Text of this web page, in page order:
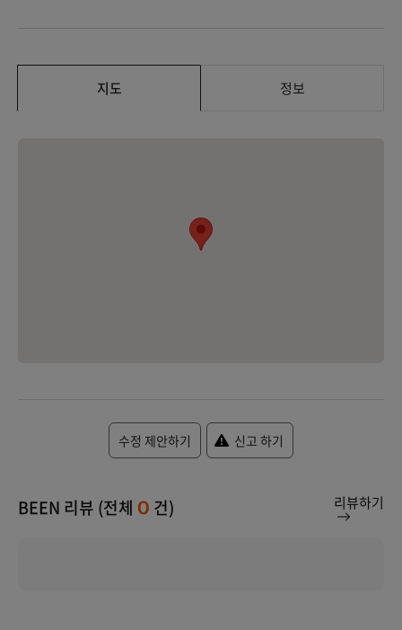
지도 정보
수정 제안하기 신고 하기
BEEN 리뷰 (전체 0 건) 리뷰하기